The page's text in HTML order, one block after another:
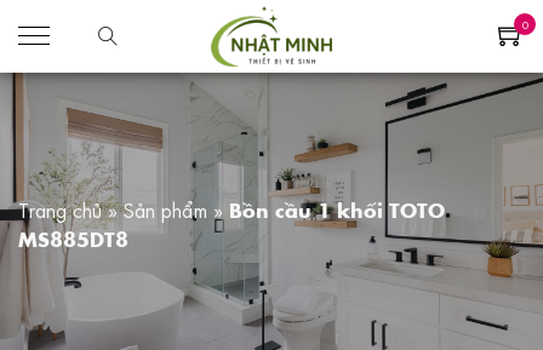
0
Trang chủ»Sản phẩm » Bồn cầu 1 khối TOTO
MS885DT8